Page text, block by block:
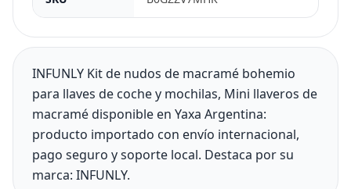
INFUNLY Kit de nudos de macramé bohemio
para llaves de coche y mochilas, Mini llaveros de
macramé disponible en Yaxa Argentina:
producto importado con envío internacional,
pago seguro y soporte local. Destaca por su
marca: INFUNLY.